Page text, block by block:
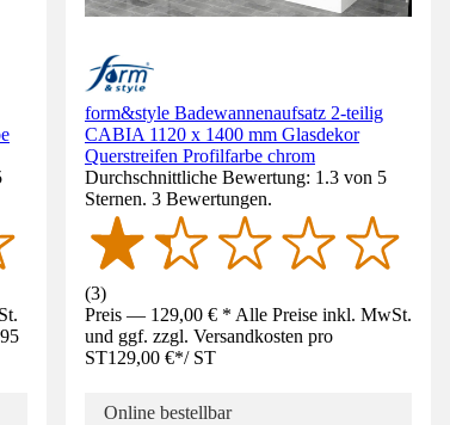
form&style Badewannenaufsatz 2-teilig
CABIA 1120 x 1400 mm Glasdekor
Querstreifen Profilfarbe chrom
Durchschnittliche Bewertung: 1.3 von 5
Sternen. 3 Bewertungen.
(3)
Preis — 129,00 € * Alle Preise inkl. MwSt.
und ggf. zzgl. Versandkosten pro
ST129,00 €*/ ST
Online bestellbar